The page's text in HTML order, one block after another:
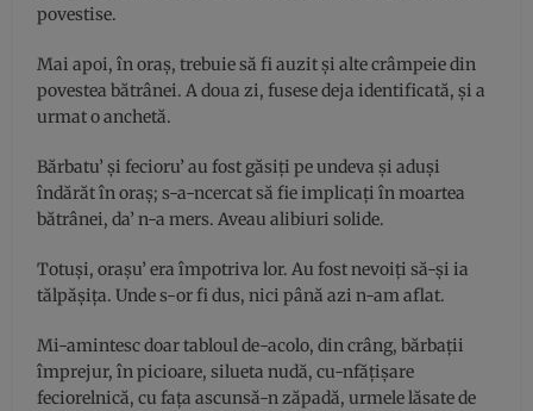
povestise.
Mai apoi, în oraş, trebuie să fi auzit şi alte crâmpeie din
povestea bătrânei. A doua zi, fusese deja identificată, şi a
urmat o anchetă.
Bărbatu’ şi fecioru’ au fost găsiţi pe undeva şi aduşi
îndărăt în oraş; s-a-ncercat să fie implicaţi în moartea
bătrânei, da’ n-a mers. Aveau alibiuri solide.
Totuşi, oraşu’ era împotriva lor. Au fost nevoiţi să-şi ia
tălpăşiţa. Unde s-or fi dus, nici până azi n-am aflat.
Mi-amintesc doar tabloul de-acolo, din crâng, bărbaţii
împrejur, în picioare, silueta nudă, cu-nfăţişare
feciorelnică, cu faţa ascunsă-n zăpadă, urmele lăsate de